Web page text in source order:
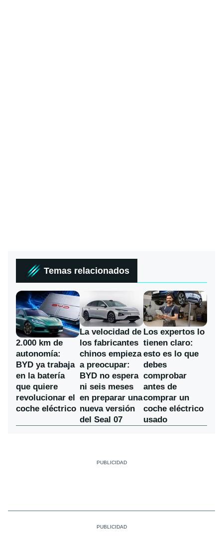
Temas relacionados
2.000 km de
autonomía:
BYD ya trabaja
en la batería
que quiere
revolucionar el
coche eléctrico
La velocidad de
los fabricantes
chinos empieza
a preocupar:
BYD no espera
ni seis meses
en preparar una
nueva versión
del Seal 07
Los expertos lo
tienen claro:
esto es lo que
debes
comprobar
antes de
comprar un
coche eléctrico
usado